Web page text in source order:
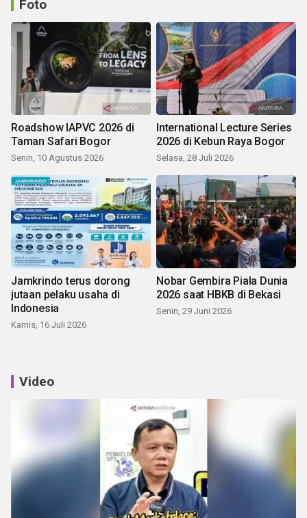
Foto
Roadshow IAPVC 2026 di
Taman Safari Bogor
Senin, 10 Agustus 2026
International Lecture Series
2026 di Kebun Raya Bogor
Selasa, 28 Juli 2026
Jamkrindo terus dorong
jutaan pelaku usaha di
Indonesia
Kamis, 16 Juli 2026
Nobar Gembira Piala Dunia
2026 saat HBKB di Bekasi
Senin, 29 Juni 2026
Video